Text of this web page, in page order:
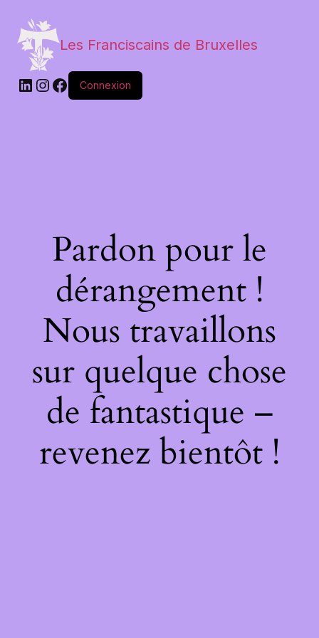
Les Franciscains de Bruxelles
Connexion
Pardon pour le
dérangement !
Nous travaillons
sur quelque chose
de fantastique –
revenez bientôt !